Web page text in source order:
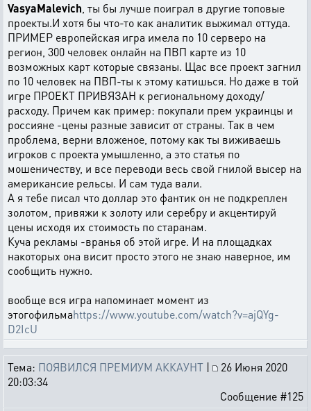
VasyaMalevich , ты бы лучше поиграл в другие топовые
проекты.И хотя бы что-то как аналитик выжимал оттуда.
ПРИМЕР европейская игра имела по 10 серверо на
регион, 300 человек онлайн на ПВП карте из 10
возможных карт которые связаны. Щас все проект загнил
по 10 человек на ПВП-ты к этому катишься. Но даже в той
игре ПРОЕКТ ПРИВЯЗАН к региональному доходу/
расходу. Причем как пример: покупали прем украинцы и
россияне -цены разные зависит от страны. Так в чем
проблема, верни вложеное, потому как ты виживаешь
игроков с проекта умышленно, а это статья по
мошеничеству, и все переводи весь свой гнилой высер на
американсие рельсы. И сам туда вали.
А я тебе писал что доллар это фантик он не подкреплен
золотом, привяжи к золоту или серебру и акцентируй
цены исходя их стоимость по старанам.
Куча рекламы -вранья об этой игре. И на площадках
накоторых она висит просто этого не знаю наверное, им
сообщить нужно.
вообще вся игра напоминает момент из
этогофильмаhttps://www.youtube.com/watch?v=ajQYg-
D2IcU
Тема: ПОЯВИЛСЯ ПРЕМИУМ АККАУНТ |
26 Июня 2020
20:03:34
Сообщение #125